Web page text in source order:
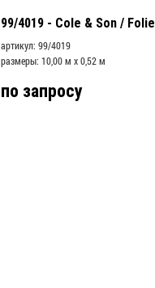
99/4019 - Cole & Son / Folie
артикул: 99/4019
размеры: 10,00 м x 0,52 м
по запросу